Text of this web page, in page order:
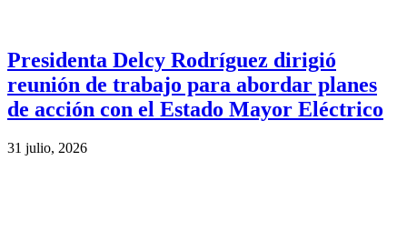
Presidenta Delcy Rodríguez dirigió
reunión de trabajo para abordar planes
de acción con el Estado Mayor Eléctrico
31 julio, 2026